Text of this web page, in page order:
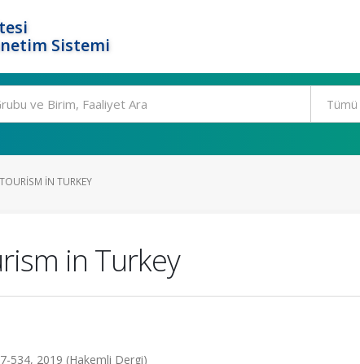
Sistemi
IN TURKEY
in Turkey
534, 2019 (Hakemli Dergi)